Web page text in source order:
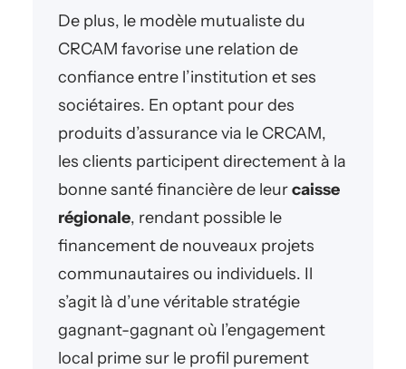
De plus, le modèle mutualiste du
CRCAM favorise une relation de
confiance entre l’institution et ses
sociétaires. En optant pour des
produits d’assurance via le CRCAM,
les clients participent directement à la
bonne santé financière de leurcaisse
régionale, rendant possible le
financement de nouveaux projets
communautaires ou individuels. Il
s’agit là d’une véritable stratégie
gagnant-gagnant où l’engagement
local prime sur le profil purement